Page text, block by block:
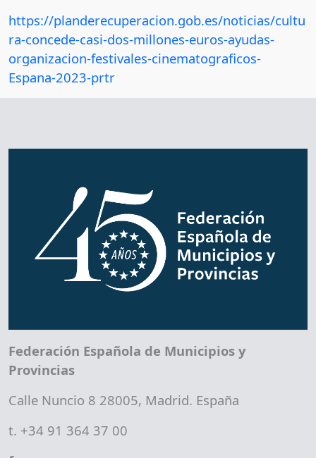
https://planderecuperacion.gob.es/noticias/cultu
ra-concede-casi-dos-millones-euros-ayudas-
organizacion-festivales-cinematograficos-
Espana-2023-prtr
Federación Española de Municipios y
Provincias
Calle Nuncio 8 28005, Madrid. España
t. +34 91 364 37 00